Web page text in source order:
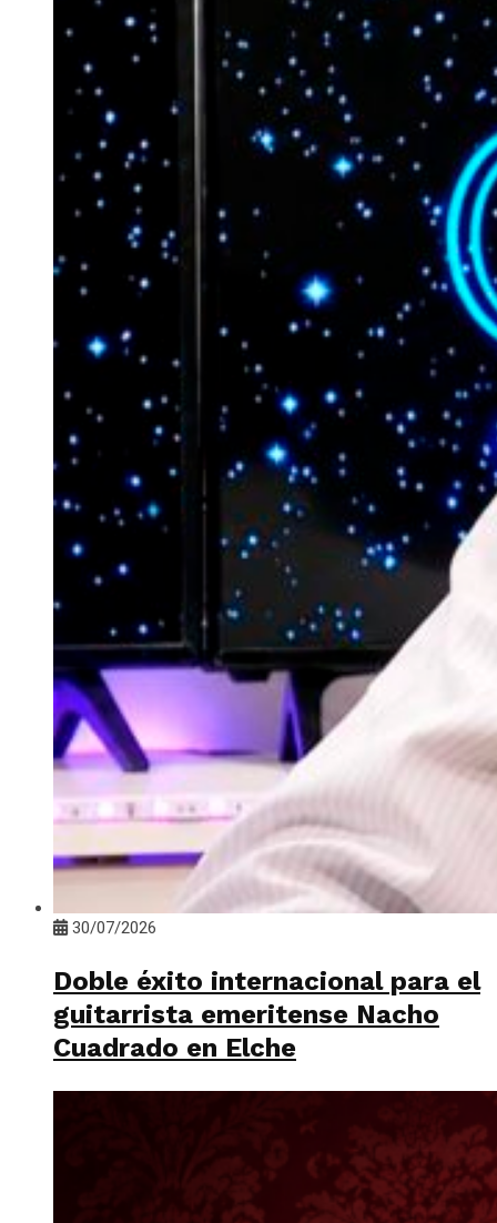
30/07/2026
Doble éxito internacional para el
guitarrista emeritense Nacho
Cuadrado en Elche